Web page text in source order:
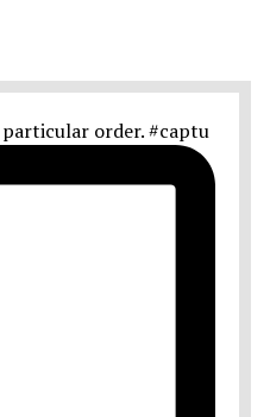
order. #captu